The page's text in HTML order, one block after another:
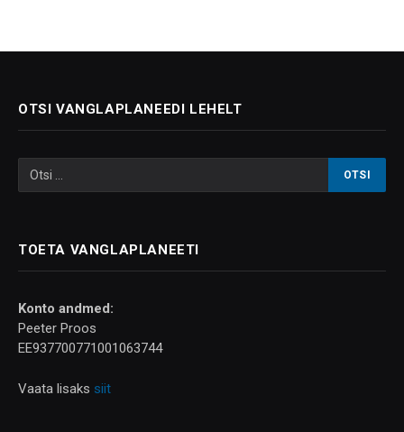
OTSI VANGLAPLANEEDI LEHELT
TOETA VANGLAPLANEETI
Konto andmed:
Peeter Proos
EE937700771001063744
Vaata lisaks siit